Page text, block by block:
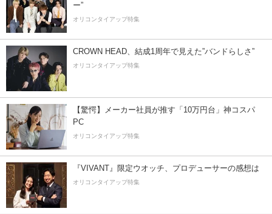
ー”
オリコンタイアップ特集
CROWN HEAD、結成1周年で見えた”バンドらしさ”
オリコンタイアップ特集
【驚愕】メーカー社員が推す「10万円台」神コスパ
PC
オリコンタイアップ特集
『VIVANT』限定ウオッチ、プロデューサーの感想は
オリコンタイアップ特集